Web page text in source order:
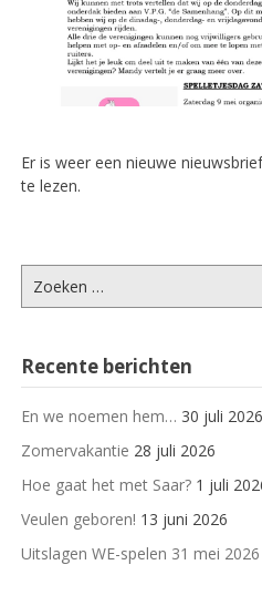
Er is weer een nieuwe
te lezen.
naar:
Recente berichten
En we noemen hem… 30 juli 2026
Zomervakantie 28 juli 2026
Hoe gaat het met Saar? 1 juli
Veulen geboren! 13 juni 2026
Uitslagen WE-spelen 31 mei 2026